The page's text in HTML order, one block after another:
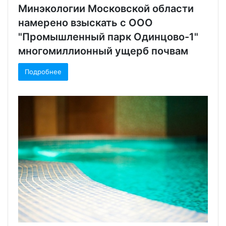
Минэкологии Московской области
намерено взыскать с ООО
"Промышленный парк Одинцово-1"
многомиллионный ущерб почвам
Подробнее